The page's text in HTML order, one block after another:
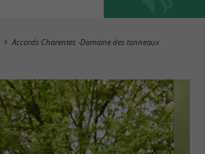
Accords Charentes -Domaine des tonneaux